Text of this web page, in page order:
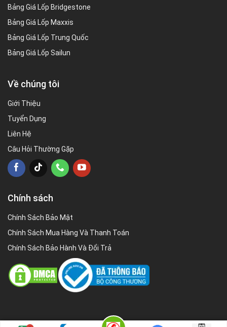
Bảng Giá Lốp Bridgestone
Bảng Giá Lốp Maxxis
Bảng Giá Lốp Trung Quốc
Bảng Giá Lốp Sailun
Về chúng tôi
Giới Thiệu
Tuyển Dụng
Liên Hệ
Câu Hỏi Thường Gặp
Chính sách
Chính Sách Bảo Mật
Chính Sách Mua Hàng Và Thanh Toán
Chính Sách Bảo Hành Và Đổi Trả